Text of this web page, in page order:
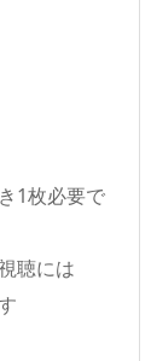
1枚必要で
聴には